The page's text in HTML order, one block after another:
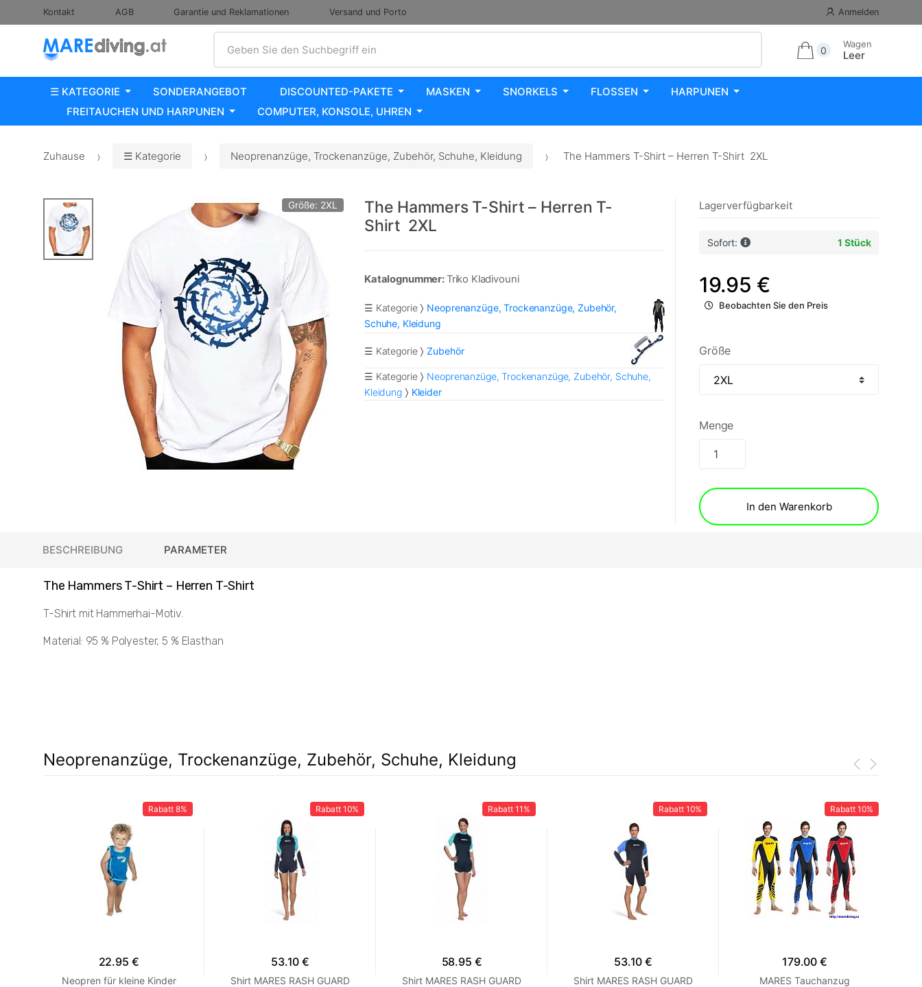
Kontakt AGB Garantie und Reklamationen Versand und Porto Anmelden
Geben Sie den Suchbegriff ein
0
Wagen
Leer
☰ KATEGORIE SONDERANGEBOT DISCOUNTED-PAKETE MASKEN SNORKELS FLOSSEN
HARPUNEN
FREITAUCHEN UND HARPUNEN
COMPUTER, KONSOLE, UHREN
Zuhause ☰ Kategorie Neoprenanzüge, Trockenanzüge, Zubehör, Schuhe, Kleidung The Hammers T-Shirt – Herren T-Shirt 2XL
Größe: 2XL
The Hammers T-Shirt – Herren T-
Shirt 2XL
Katalognummer:Triko Kladivouni
☰ Kategorie
Neoprenanzüge, Trockenanzüge, Zubehör,
Schuhe, Kleidung
☰ Kategorie Zubehör
☰ Kategorie
Neoprenanzüge, Trockenanzüge, Zubehör, Schuhe,
Kleidung
Kleider
Lagerverfügbarkeit
Sofort: 1 Stück
19.95 €
Beobachten Sie den Preis
Größe
Menge
In den Warenkorb
BESCHREIBUNG PARAMETER
The Hammers T-Shirt – Herren T-Shirt
T-Shirt mit Hammerhai-Motiv.
Material: 95 % Polyester, 5 % Elasthan
Neoprenanzüge, Trockenanzüge, Zubehör, Schuhe, Kleidung
Rabatt 8%
22.95 €
Neopren für kleine Kinder
Rabatt 10%
53.10 €
Shirt MARES RASH GUARD
Rabatt 11%
58.95 €
Shirt MARES RASH GUARD
Rabatt 10%
53.10 €
Shirt MARES RASH GUARD
Rabatt 10%
179.00 €
MARES Tauchanzug